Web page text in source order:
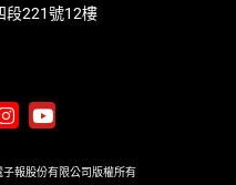
段221號12樓
報股份有限公司版權所有